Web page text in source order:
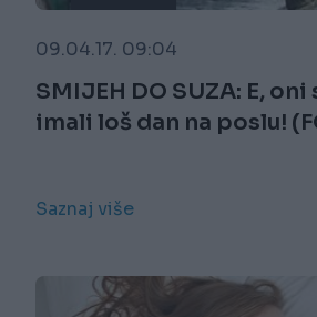
09.04.17. 09:04
SMIJEH DO SUZA: E,
imali loš dan na poslu!
Saznaj više